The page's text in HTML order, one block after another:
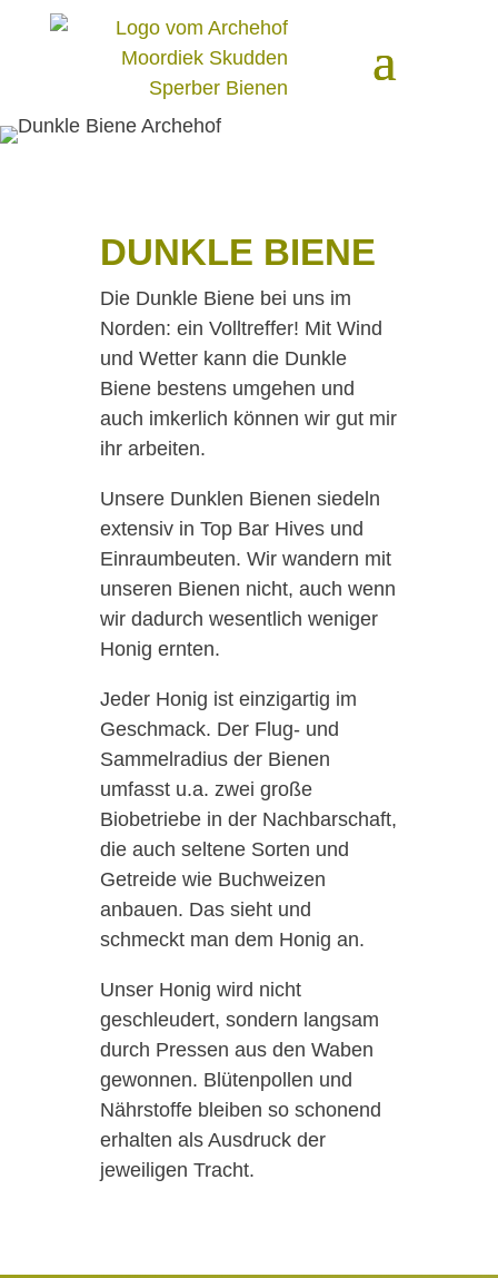
DUNKLE BIENE
Die Dunkle Biene bei uns im
Norden: ein Volltreffer! Mit Wind
und Wetter kann die Dunkle
Biene bestens umgehen und
auch imkerlich können wir gut mir
ihr arbeiten.
Unsere Dunklen Bienen siedeln
extensiv in Top Bar Hives und
Einraumbeuten. Wir wandern mit
unseren Bienen nicht, auch wenn
wir dadurch wesentlich weniger
Honig ernten.
Jeder Honig ist einzigartig im
Geschmack. Der Flug- und
Sammelradius der Bienen
umfasst u.a. zwei große
Biobetriebe in der Nachbarschaft,
die auch seltene Sorten und
Getreide wie Buchweizen
anbauen. Das sieht und
schmeckt man dem Honig an.
Unser Honig wird nicht
geschleudert, sondern langsam
durch Pressen aus den Waben
gewonnen. Blütenpollen und
Nährstoffe bleiben so schonend
erhalten als Ausdruck der
jeweiligen Tracht.